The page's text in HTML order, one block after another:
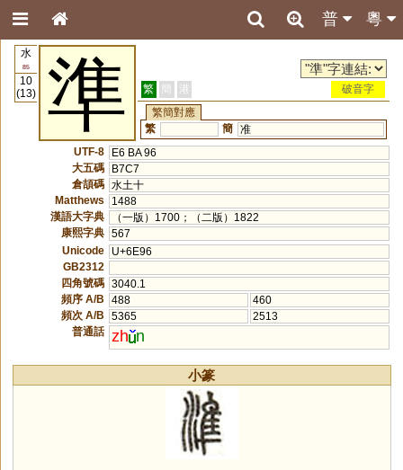
粵
普
水
85
10
(13)
準 繁 簡 港
破音字
繁簡對應
繁
簡 准
UTF-8
E6 BA 96
大五碼
B7C7
倉頡碼 水土十
Matthews
1488
漢語大字典
（一版）1700；（二版）1822
康熙字典 567
Unicode
U+6E96
GB2312
四角號碼 3040.1
頻序 A/B
488
460
頻次 A/B
5365
2513
普通話 zh n
小篆